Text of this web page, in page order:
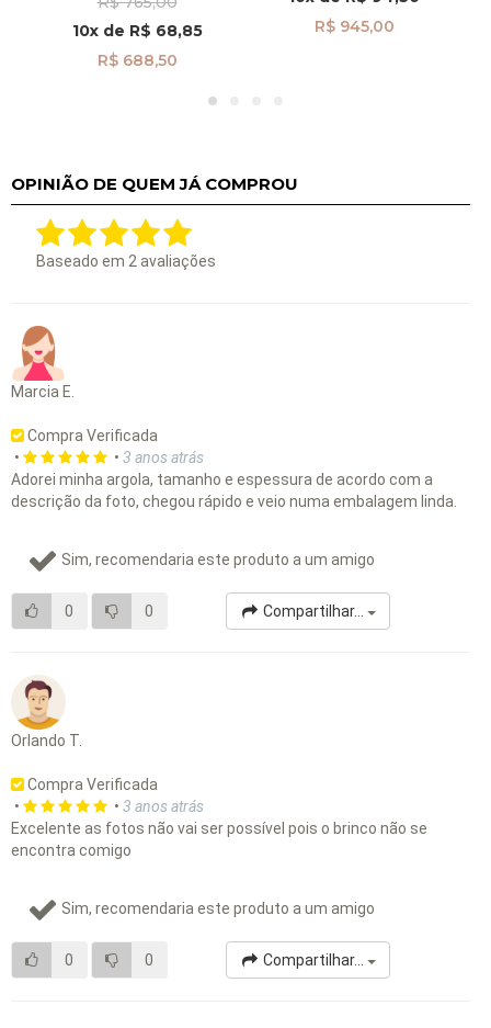
Coração Pendurado
br29493
10xde R$ 68,85
R$ 688,50
Coração Pendurado
br29495
R$ 945,00
OPINIÃO DE QUEM JÁ COMPROU
Baseado em 2avaliações
Marcia E.
Compra Verificada
•
• 3 anos atrás
Adorei minha argola, tamanho e espessura de acordo com a
descrição da foto, chegou rápido e veio numa embalagem linda.
Sim, recomendaria este produto a um amigo
0 0 Compartilhar...
Orlando T.
Compra Verificada
•
• 3 anos atrás
Excelente as fotos não vai ser possível pois o brinco não se
encontra comigo
Sim, recomendaria este produto a um amigo
0 0 Compartilhar...